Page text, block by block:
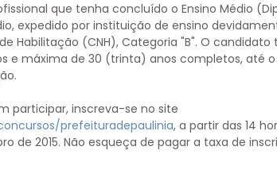
que tenha concluído o Ensino Médio
expedido por instituição de ensino
Habilitação (CNH), Categoria "B". O
e máxima de 30 (trinta) anos completos, até
participar, inscreva-se no site
prefeituradepaulinia, a partir das 14
de 2015. Não esqueça de pagar a taxa de